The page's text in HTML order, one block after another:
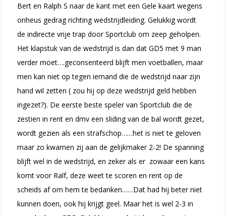
Bert en Ralph S naar de kant met een Gele kaart wegens
onheus gedrag richting wedstrijdleiding. Gelukkig wordt
de indirecte vrije trap door Sportclub om zeep geholpen.
Het klapstuk van de wedstrijd is dan dat GD5 met 9 man
verder moet….geconsenteerd blijft men voetballen, maar
men kan niet op tegen iemand die de wedstrijd naar zijn
hand wil zetten ( zou hij op deze wedstrijd geld hebben
ingezet?). De eerste beste speler van Sportclub die de
zestien in rent en dmv een sliding van de bal wordt gezet,
wordt gezien als een strafschop……het is niet te geloven
maar zo kwamen zij aan de gelijkmaker 2-2! De spanning
blijft wel in de wedstrijd, en zeker als er zowaar een kans
komt voor Ralf, deze weet te scoren en rent op de
scheids af om hem te bedanken……Dat had hij beter niet
kunnen doen, ook hij krijgt geel. Maar het is wel 2-3 in